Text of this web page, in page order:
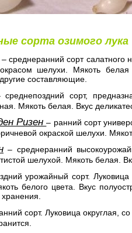
сорта озимого лука
– среднеранний сорт салатного
шелухи. Мякоть
составляющие.
среднепоздний сорт,
Мякоть белая. Вкус
Ризен– ранний сорт
окраской шелухи.
– среднеранний
шелухой. Мякоть белая.
урожайный сорт. Луковица
белого цвета. Вкус
хранения.
сорт. Луковица округлая,